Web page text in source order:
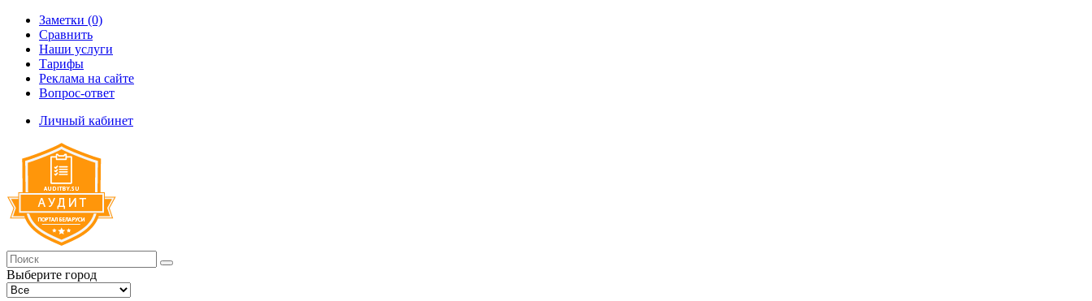
Заметки (0)
Сравнить
Наши услуги
Тарифы
Реклама на сайте
Вопрос-ответ
Личный кабинет
Выберите город